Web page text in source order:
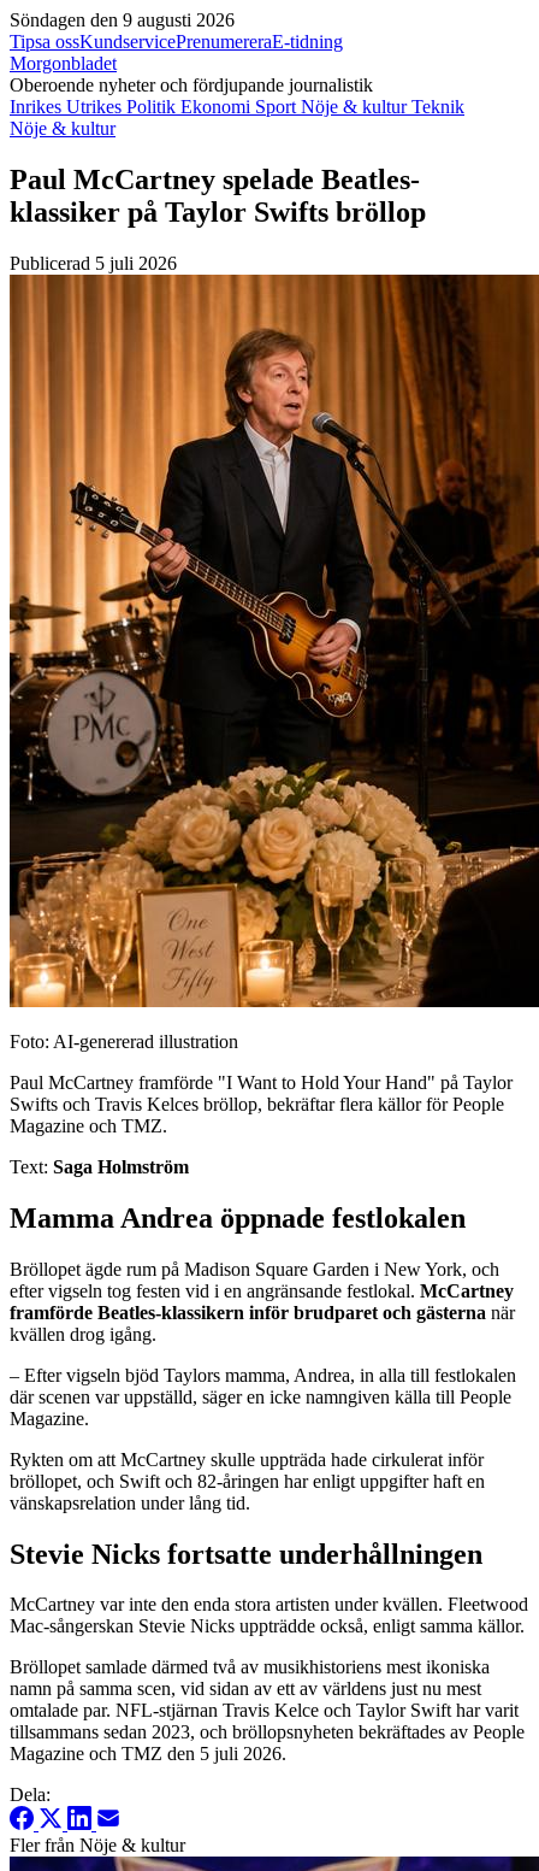
Söndagen den 9 augusti 2026
Tipsa ossKundservicePrenumereraE-tidning
Morgonbladet
Oberoende nyheter och fördjupande journalistik
Inrikes Utrikes Politik Ekonomi Sport Nöje & kulturTeknik
Nöje & kultur
Paul McCartney spelade Beatles-
klassiker på Taylor Swifts bröllop
Publicerad 5 juli 2026
Foto: AI-genererad illustration
Paul McCartney framförde "I Want to Hold Your Hand" på Taylor
Swifts och Travis Kelces bröllop, bekräftar flera källor för People
Magazine och TMZ.
Text: Saga Holmström
Mamma Andrea öppnade festlokalen
Bröllopet ägde rum på Madison Square Garden i New York, och
efter vigseln tog festen vid i en angränsande festlokal. McCartney
framförde Beatles-klassikern inför brudparet och gästerna när
kvällen drog igång.
– Efter vigseln bjöd Taylors mamma, Andrea, in alla till festlokalen
där scenen var uppställd, säger en icke namngiven källa till People
Magazine.
Rykten om att McCartney skulle uppträda hade cirkulerat inför
bröllopet, och Swift och 82-åringen har enligt uppgifter haft en
vänskapsrelation under lång tid.
Stevie Nicks fortsatte underhållningen
McCartney var inte den enda stora artisten under kvällen. Fleetwood
Mac-sångerskan Stevie Nicks uppträdde också, enligt samma källor.
Bröllopet samlade därmed två av musikhistoriens mest ikoniska
namn på samma scen, vid sidan av ett av världens just nu mest
omtalade par. NFL-stjärnan Travis Kelce och Taylor Swift har varit
tillsammans sedan 2023, och bröllopsnyheten bekräftades av People
Magazine och TMZ den 5 juli 2026.
Dela:
Fler från Nöje & kultur